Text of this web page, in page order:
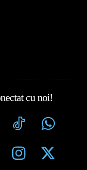
cu noi!